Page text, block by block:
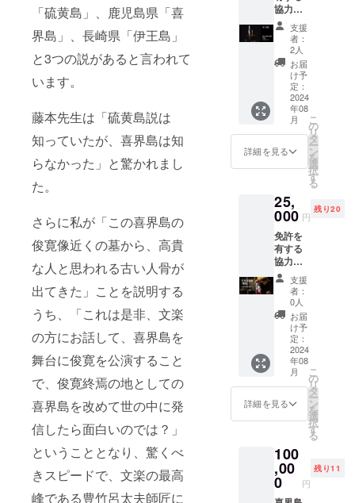
「硫黄島」、鹿児島県「喜
界島」、長崎県「伊王島」
と3つの説があると言われて
います。
藤本先生は「硫黄島説は
知っていたが、喜界島は知
らなかった」と驚かれまし
た。
さらに私が「この喜界島の
俊寛像近くの墓から、高貴
な人と思われる古い人骨が
出てきた」ことを説明する
うち、「これは是非、文楽
の方にお話して、喜界島を
舞台に俊寛を公演すること
で、俊寛終焉の地としての
喜界島を改めて世の中に発
信したら面白いのでは？」
ということとなり、驚くべ
きスピードで、文楽の最高
峰である豊竹呂太夫師匠に
水 原材
料名 :
砂糖(国
内製造)
・ 花良
治みか
ん(喜界
島産) ・
柚子 果
直射日
光や高
けてく
ださ
い。
協力事
業者か
ら酒類
を購入
できる
権利・
チケッ
酒造
陽出る
國の銘
酒2001
2本セッ
ト 大正
業、奄
美群島
で最も
老舗の
朝日酒
造蔵が
自社農
園で有
機栽培
した サ
トウキ
ビにこ
だわり
作り出
した純
黒糖だ
けを使
成原酒
です。
その年
に製造
支援
者：
2人
お届
け予
定：
2024
年08
月
詳細を見る
こ
の
リ
タ
ー
ン
を
選
択
す
る
25,
000 円
残り20
免許を
有する
協力事
業者か
ら酒類
を購入
できる
権利・
チケッ
島酒造
「俊
寛」
1800ml
常圧蒸
留の原
０度に
仕上げ
た長期
貯蔵黒
支援
者：
0人
お届
け予
定：
2024
年08
月
詳細を見る
こ
の
リ
タ
ー
ン
を
選
択
す
る
100
,00
0 円
残り11